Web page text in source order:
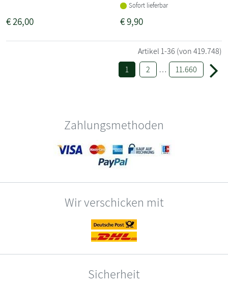
€26,00
Sofort lieferbar
€9,90
Artikel1-36 (von 419.748)
1
2 … 11.660
Zahlungsmethoden
Wir verschicken mit
Sicherheit